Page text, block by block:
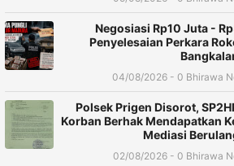
Negosiasi Rp10 Juta -
Penyelesaian Perkara
04/08/2026 - 0 Bhirawa
Polsek Prigen Disorot,
Korban Berhak Mendapatkan
Mediasi
02/08/2026 - 0 Bhirawa